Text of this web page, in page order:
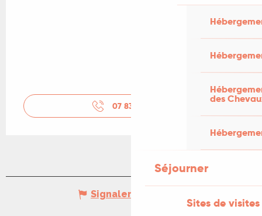
des
Séjourner
Sites de visites
07 83 52 77
Signaler une erreur